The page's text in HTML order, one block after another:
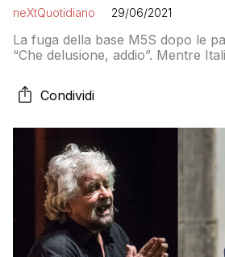
neXtQuotidiano 29/06/2021
La fuga della base M5S dopo le
“Che delusione, addio”. Mentre
Condividi